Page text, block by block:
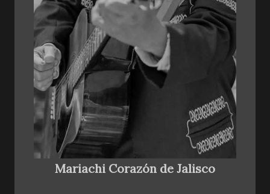
Mariachi Corazón de Jalisco